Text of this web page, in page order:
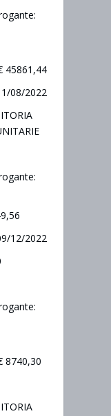
45861,44
08/2022
12/2022
8740,30